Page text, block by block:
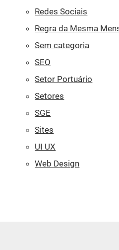
Redes Sociais
Regra da Mesma
Sem categoria
SEO
Setor Portuário
Setores
SGE
Sites
UI UX
Web Design